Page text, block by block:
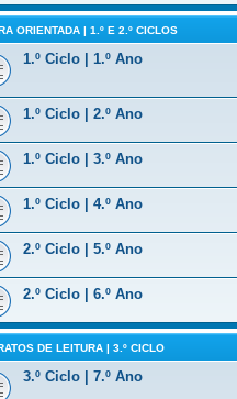
ORIENTADA | 1.º E 2.º CICLOS
1.º Ciclo | 1.º Ano
1.º Ciclo | 2.º Ano
1.º Ciclo | 3.º Ano
1.º Ciclo | 4.º Ano
2.º Ciclo | 5.º Ano
2.º Ciclo | 6.º Ano
DE LEITURA | 3.º CICLO
3.º Ciclo | 7.º Ano